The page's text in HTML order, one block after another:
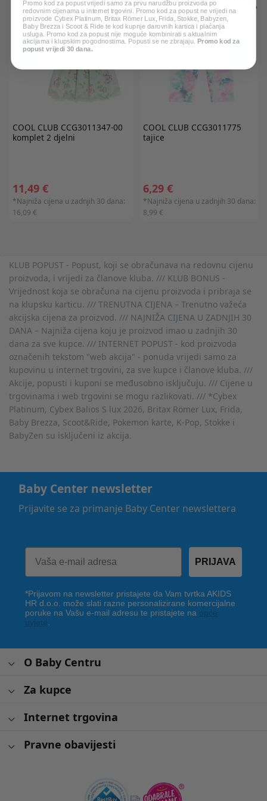
COOL CLUB CCG3011347-00
komplet 2 djelni
11,49 €
*Najniža cijena u zadnjih 30 dana:
16,09 €
COOL CLUB CCG3011775
tajice
6,29 €
*Najniža cijena u zadnjih 30 dana:
8,99 €
KLUB POPUST - Popust, koji se obračunava na redovnu cijenu
proizvoda, i vrijedi za članove kluba. /// KLUB BONUS -
Vrijednost koja se obračuna na cijenu proizvoda i pribraja se
na klupsku karticu. /// TRENUTNA CIJENA – Trenutno važeća
akcijska cijena za proizvod. /// NAJNIŽA CIJENA U ZADNJIH 30
DANA – Najniža cijena koju je proizvod imao u zadnjih 30
dana za sve kupce. /// INTERNET POPUST - kod proizvoda
označenih tekstom "web akcija" - ponuda vrijedi samo za
kupovinu u internet trgovini, za sve kupce i članove kluba. ///
Akcije, popusti i kuponi se međusobno isključuju. /// Cijene u
trgovinama i web trgovini se mogu razlikovati. /// *Cybex
Platinum, Cybex Balios S lux 2026, Britax Römer Lux, Frida,
Baby Brezza, Scoot&Ride, Pokemon karte, K-Pop, Stokke i
BabyZen su isključeni iz akcija.
Baby Center newsletter
Prijavite se za primanje Baby Center newslettera
PRIJAVA
*Prijavom na newsletter pristajete da Vam tvrtka AKIDS
HR d.o.o. može slati razne personalizirane komercijalne
poruke na Vašu e-mail adresu te pristajete na
O Baby Centru
Za kupce
Internet trgovina
Pravne obavijesti
Promo kod za popust vrijedi samo za prvu narudžbu proizvoda po
redovnim cijenama u internet trgovini. Promo kod za popust ne vrijedi na
proizvode Cybex Platinum, Britax Römer Lux, Frida, Stokke, Babyzen,
Baby Brezza i Scoot & Ride te kod kupnje darovnih kartica i plaćanja
usluga. Promo kod za popust nije moguće kombinirati s aktualnim
akcijama i klupskim pogodnostima. Popusti se ne zbrajaju. Promo kod za
popust vrijedi 30 dana.